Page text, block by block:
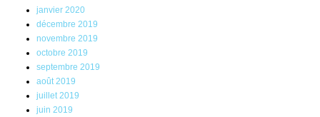
janvier 2020
décembre 2019
novembre 2019
octobre 2019
septembre 2019
août 2019
juillet 2019
juin 2019